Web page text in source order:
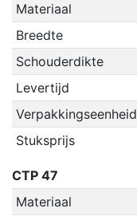
Materiaal
Breedte
Schouderdikte
Levertijd
Verpakkingseenheid
Stuksprijs
CTP 47
Materiaal